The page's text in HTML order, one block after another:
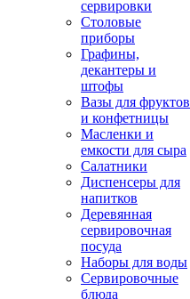
сервировки
Столовые
приборы
Графины,
декантеры и
штофы
Вазы для фруктов
и конфетницы
Масленки и
емкости для сыра
Салатники
Диспенсеры для
напитков
Деревянная
сервировочная
посуда
Наборы для воды
Сервировочные
блюда